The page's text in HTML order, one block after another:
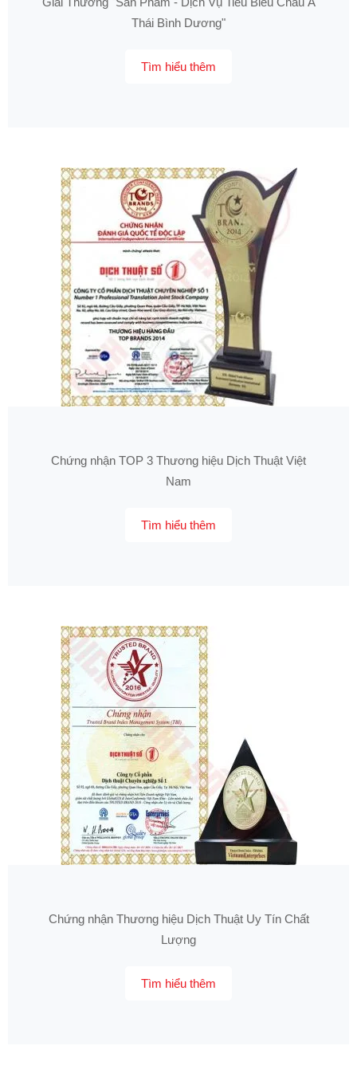
Thái Bình Dương"
Tìm hiểu thêm
Chứng nhận TOP 3 Thương hiệu Dịch Thuật Việt
Nam
Tìm hiểu thêm
Chứng nhận Thương hiệu Dịch Thuật Uy Tín Chất
Lượng
Tìm hiểu thêm